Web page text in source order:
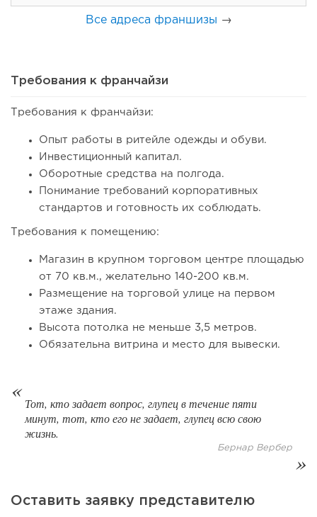
109
модели производства...
От стартапа за 30 тысяч рублей до бизнеса стоимостью
Все адреса франшизы →
Требования к франчайзи
Требования к франчайзи:
Опыт работы в ритейле одежды и обуви.
Инвестиционный капитал.
Оборотные средства на полгода.
Понимание требований корпоративных
стандартов и готовность их соблюдать.
Требования к помещению:
Магазин в крупном торговом центре площадью
от 70 кв.м., желательно 140-200 кв.м.
Размещение на торговой улице на первом
этаже здания.
Высота потолка не меньше 3,5 метров.
Обязательна витрина и место для вывески.
Тот, кто задает вопрос, глупец в течение пяти
минут, тот, кто его не задает, глупец всю свою
жизнь.
Бернар Вербер
Оставить заявку представителю